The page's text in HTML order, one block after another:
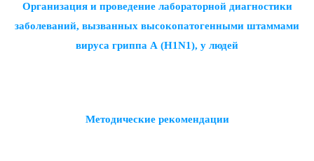
Организация и проведение лабораторной диагностики
заболеваний, вызванных высокопатогенными штаммами
вируса гриппа А (H1N1), у людей
Методические рекомендации